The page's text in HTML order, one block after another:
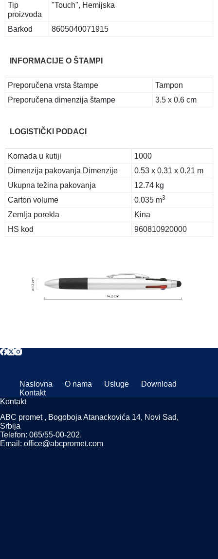
Tip
proizvoda
"Touch", Hemijska
Barkod 8605040071915
INFORMACIJE O ŠTAMPI
Preporučena vrsta štampe
Tampon
Preporučena dimenzija štampe
3.5 x 0.6 cm
LOGISTIČKI PODACI
Komada u kutiji
1000
Dimenzija pakovanja Dimenzije
0.53 x 0.31 x 0.21 m
Ukupna težina pakovanja
12.74 kg
Carton volume
0.035 m3
Zemlja porekla
Kina
HS kod
960810920000
Naslovna O nama Usluge
Download
Kontakt
Kontakt
ABC promet , Bogoboja Atanackovića 14, Novi Sad,
Srbija
Telefon: 065/55-00-202.
Email: office@abcpromet.com